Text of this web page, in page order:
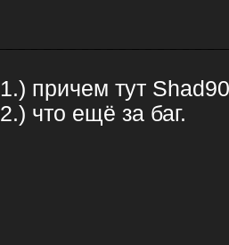
1.) причем тут Shad90
2.) что ещё за баг.